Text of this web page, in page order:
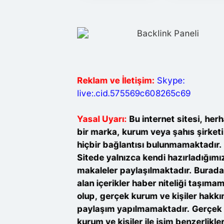
Reklam ve İletişim: Skype:
live:.cid.575569c608265c69
Yasal Uyarı: Bu internet sitesi,
bir marka, kurum veya şahıs
hiçbir bağlantısı bulunmamaktadır.
Sitede yalnızca kendi
makaleler paylaşılmaktadır.
alan içerikler haber niteliği
olup, gerçek kurum ve kişiler
paylaşım yapılmamaktadır. Gerçek
kurum ve kişiler ile isim